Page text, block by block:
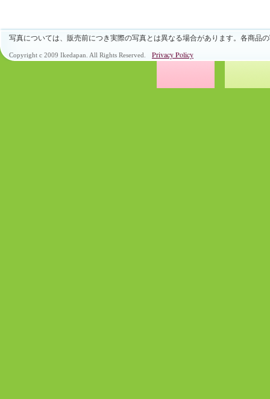
写真については、販売前につき実際の写真とは異なる場合があります。各商品
Copyright c 2009 Ikedapan. All Rights Reserved. Privacy Policy